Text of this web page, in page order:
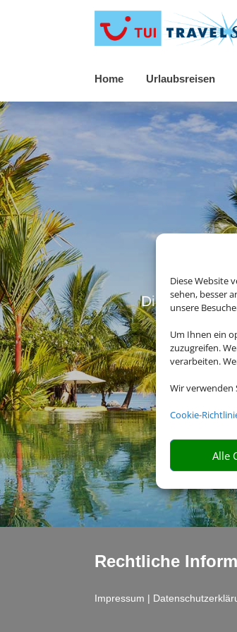
Diese Website
sehen, besser
unsere
Um Ihnen ein
zuzugreifen.
verarbeiten.
Wir verwenden
Cookie-
Alle
Home Urlaubsreisen
Die
Rechtliche
Impressum |